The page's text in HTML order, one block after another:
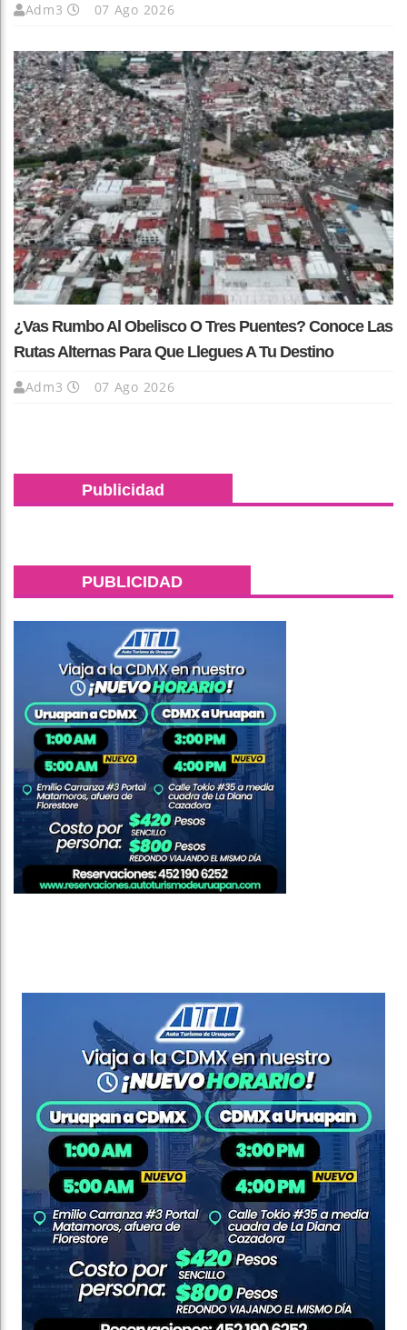
Adm3 07 Ago 2026
¿Vas Rumbo Al Obelisco O Tres Puentes? Conoce Las
Rutas Alternas Para Que Llegues A Tu Destino
Adm3 07 Ago 2026
Publicidad
PUBLICIDAD